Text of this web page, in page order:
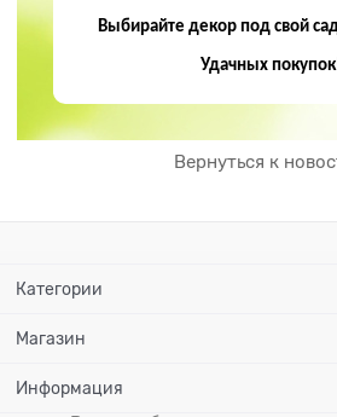
Выбирайте декор под свой
Удачных
Вернуться к
Категории
Магазин
Информация